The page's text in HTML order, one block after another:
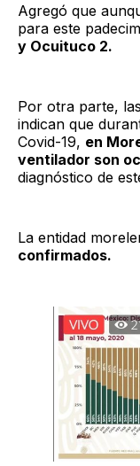
Agregó que
para este
y Ocuituco 2.
Por otra parte,
indican que
Covid-19, en
ventilador son
diagnóstico de
La entidad
confirmados.